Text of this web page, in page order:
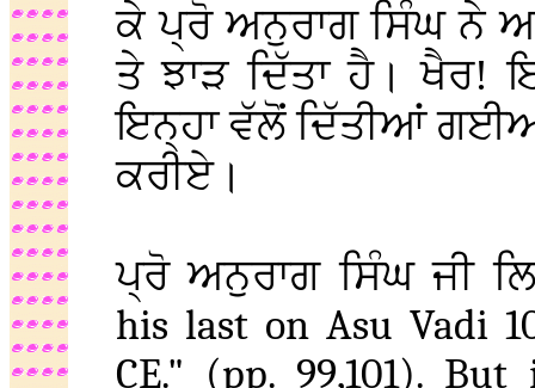
ਕੇ ਪ੍ਰੋ ਅਨੁਰਾਗ ਸਿੰਘ ਨੇ
ਤੇ ਝਾੜ ਦਿੱਤਾ ਹੈ। ਖੈਰ!
ਇਨ੍ਹਾ ਵੱਲੋਂ ਦਿੱਤੀਆਂ ਗਈਆਂ
ਕਰੀਏ।
ਪ੍ਰੋ ਅਨੁਰਾਗ ਸਿੰਘ ਜੀ
his last on Asu Vadi
CE." (pp. 99,101).